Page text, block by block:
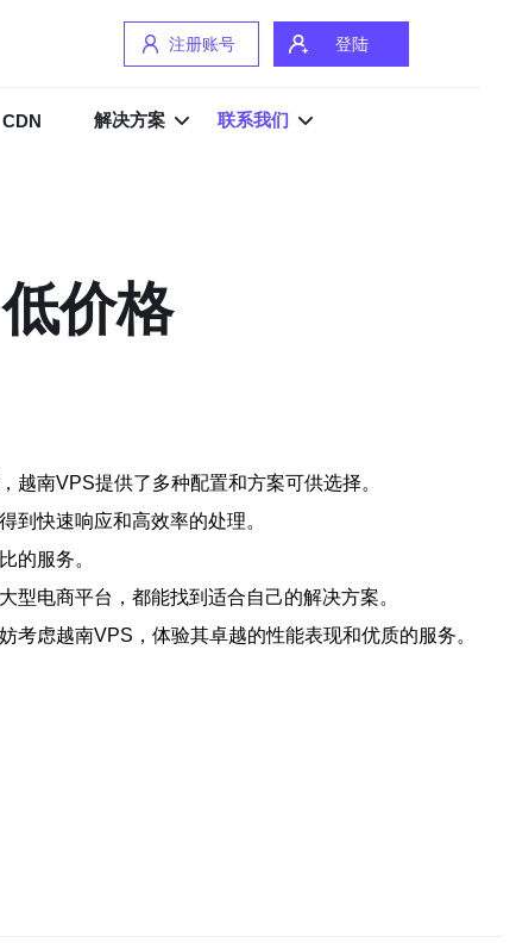
注册账号 登陆
CDN 解决方案 联系我们
价格
南VPS提供了多种配置和方案可供选择。
到快速响应和高效率的处理。
的服务。
电商平台，都能找到适合自己的解决方案。
虑越南VPS，体验其卓越的性能表现和优质的服务。